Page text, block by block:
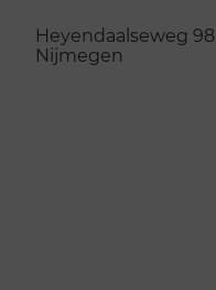
Heyendaalseweg 98
Nijmegen